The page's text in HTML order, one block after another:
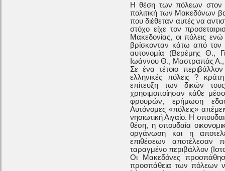
Η θέση των πόλεων στον
πολιτική των Μακεδόνων
που διέθεταν αυτές να
στόχο είχε τον
Μακεδονίας, οι πόλεις
βρίσκονταν κάτω από τον
αυτονομία (Βερέμης Θ.,
Ιωάννου Θ., Μαστραπάς Α.,
Σε ένα τέτοιο
ελληνικές πόλεις ?
επίτευξη των δικών
χρησιμοποίησαν κάθε
φρουρών, ερήμωση
Αυτόνομες «πόλεις»
νησιωτική Αιγαίο. Η
θέση, η σπουδαία
οργάνωση και η
επιθέσεων αποτέλεσαν
ταραγμένο περιβάλλον
Οι Μακεδόνες
προσπάθεια των πόλεων